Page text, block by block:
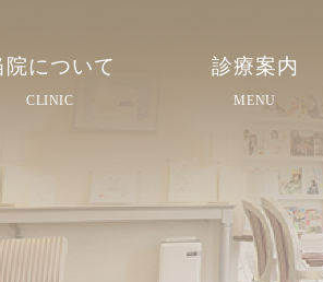
院について
CLINIC
紹介
診療案内
MENU